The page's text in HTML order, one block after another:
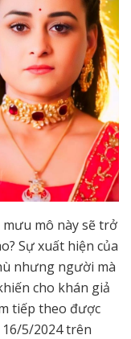
mô này sẽ trở
Sự xuất hiện của
nhưng người mà
cho khán giả
tiếp theo được
5/2024 trên